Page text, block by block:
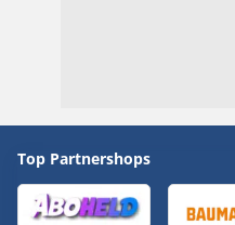
Top Partnershops